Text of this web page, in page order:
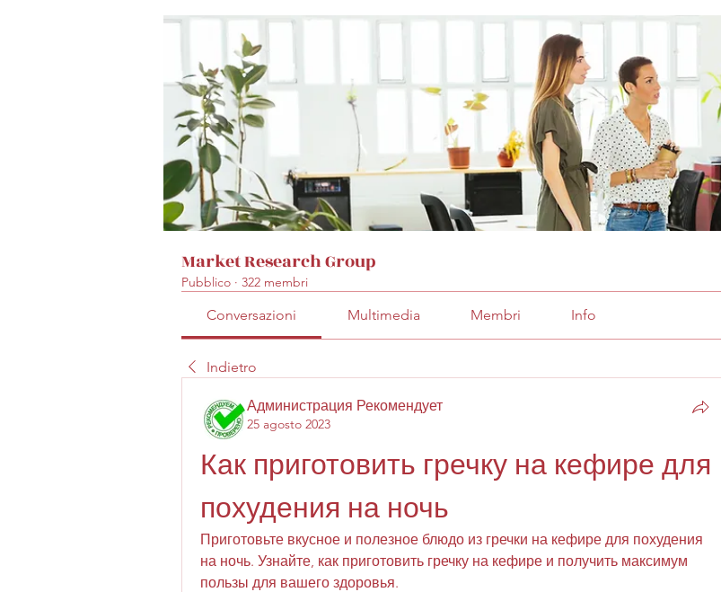
Market Research Group
Pubblico · 322 membri
Conversazioni Multimedia Membri Info
Indietro
Администрация Рекомендует
25 agosto 2023
Как приготовить гречку на кефире для
похудения на ночь
Приготовьте вкусное и полезное блюдо из гречки на кефире для похудения
на ночь. Узнайте, как приготовить гречку на кефире и получить максимум
пользы для вашего здоровья.